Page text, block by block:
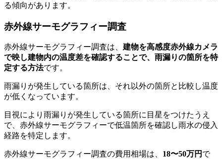
る傾向があります。
赤外線サーモグラフィー調査
赤外線サーモグラフィー調査は、 建物を高感度赤外線カメラ
で映し建物内の温度差を確認することで、雨漏りの箇所を特
定する方法です。
雨漏りが発生している箇所は、それ以外の箇所と比較し温度
が低くなっています。
目視により雨漏りが発生している箇所に目星をつけたうえ
で、赤外線サーモグラフィーで低温箇所を確認し雨水の侵入
経路を特定します。
赤外線サーモグラフィー調査の費用相場は、 18〜50万円 で